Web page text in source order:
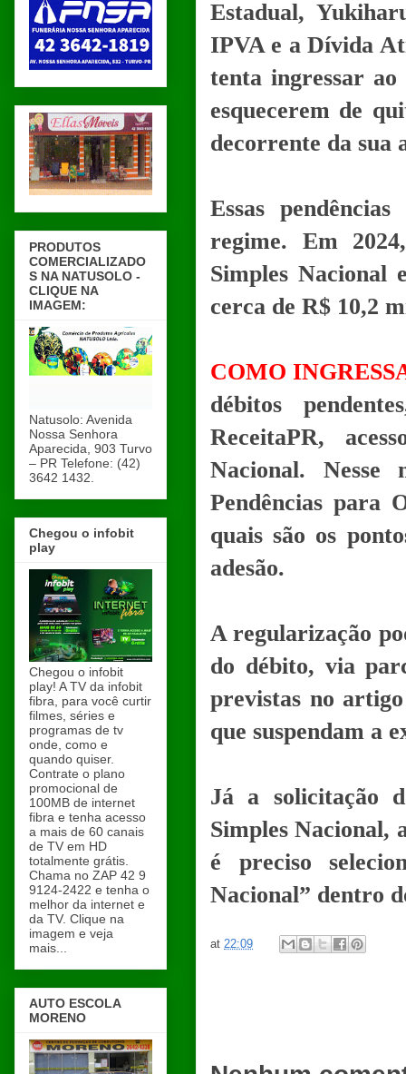
Estadual,
IPVA e a Dívida
tenta ingressar
esquecerem de
decorrente da sua
Essas
regime. Em
Simples Nacional
cerca de R$ 10,2
COMO
débitos
ReceitaPR,
Nacional.
Pendências para
quais são os
adesão.
A regularização
do débito, via
previstas no
que suspendam a
Já a solicitação
Simples Nacional,
é preciso
Nacional” dentro
at 22:09
PRODUTOS
COMERCIALIZADO
S NA NATUSOLO -
CLIQUE NA
IMAGEM:
Natusolo: Avenida
Nossa Senhora
Aparecida, 903 Turvo
– PR Telefone: (42)
3642 1432.
Chegou o infobit
play
Chegou o infobit
play! A TV da infobit
fibra, para você curtir
filmes, séries e
programas de tv
onde, como e
quando quiser.
Contrate o plano
promocional de
100MB de internet
fibra e tenha acesso
a mais de 60 canais
de TV em HD
totalmente grátis.
Chama no ZAP 42 9
9124-2422 e tenha o
melhor da internet e
da TV. Clique na
imagem e veja
mais...
AUTO ESCOLA
MORENO